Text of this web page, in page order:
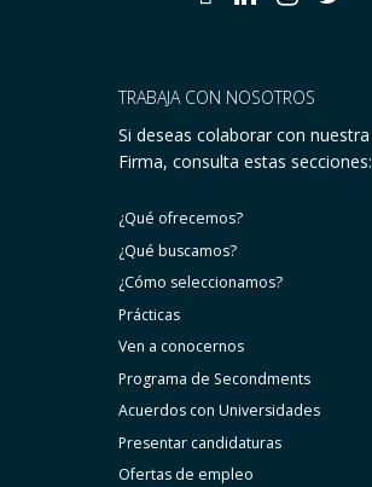
TRABAJA CON NOSOTROS
Si deseas colaborar con nuestra
Firma, consulta estas secciones:
¿Qué ofrecemos?
¿Qué buscamos?
¿Cómo seleccionamos?
Prácticas
Ven a conocernos
Programa de Secondments
Acuerdos con Universidades
Presentar candidaturas
Ofertas de empleo